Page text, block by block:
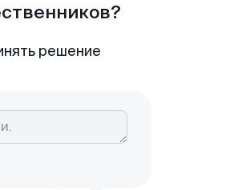
решение